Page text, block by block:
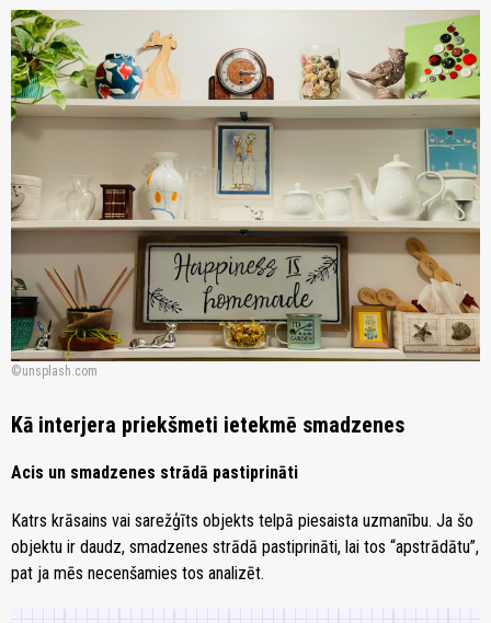
unsplash.com
Kā interjera priekšmeti ietekmē smadzenes
Acis un smadzenes strādā pastiprināti
Katrs krāsains vai sarežģīts objekts telpā piesaista uzmanību. Ja šo
objektu ir daudz, smadzenes strādā pastiprināti, lai tos “apstrādātu”,
pat ja mēs necenšamies tos analizēt.